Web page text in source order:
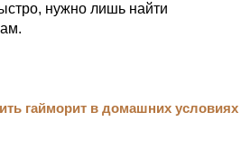
нужно лишь найти
гайморит в домашних условиях